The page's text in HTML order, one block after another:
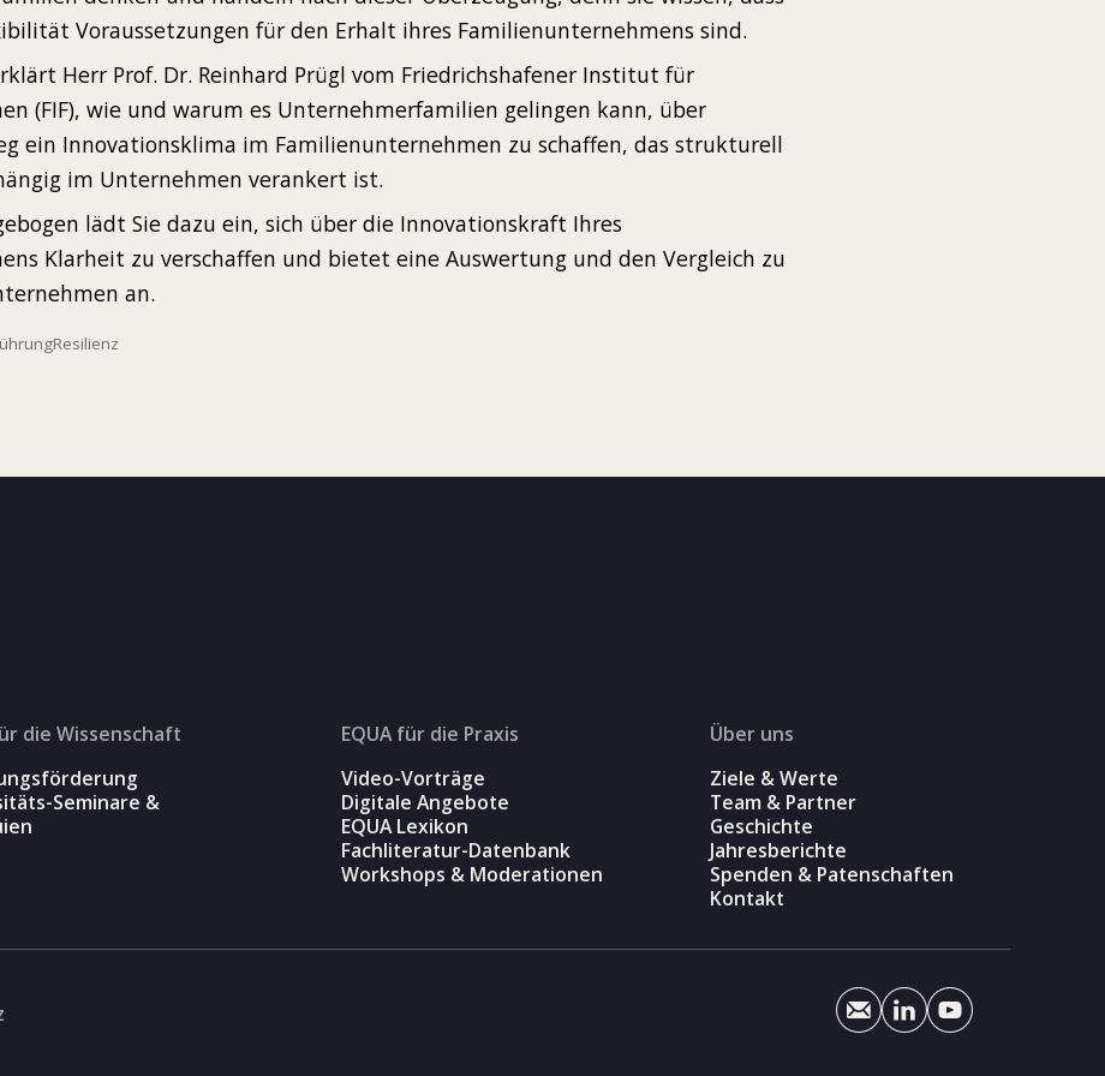
Voraussetzungen für den Erhalt ihres Familienunternehmens sind.
Herr Prof. Dr. Reinhard Prügl vom Friedrichshafener Institut für
(FIF), wie und warum es Unternehmerfamilien gelingen kann, über
ein Innovationsklima im Familienunternehmen zu schaffen, das strukturell
im Unternehmen verankert ist.
lädt Sie dazu ein, sich über die Innovationskraft Ihres
Klarheit zu verschaffen und bietet eine Auswertung und den Vergleich zu
an.
Resilienz
die Wissenschaft
Seminare &
EQUA für die Praxis
Video-Vorträge
Digitale Angebote
EQUA Lexikon
Fachliteratur-Datenbank
Workshops & Moderationen
Über uns
Ziele & Werte
Team & Partner
Geschichte
Jahresberichte
Spenden & Patenschaften
Kontakt